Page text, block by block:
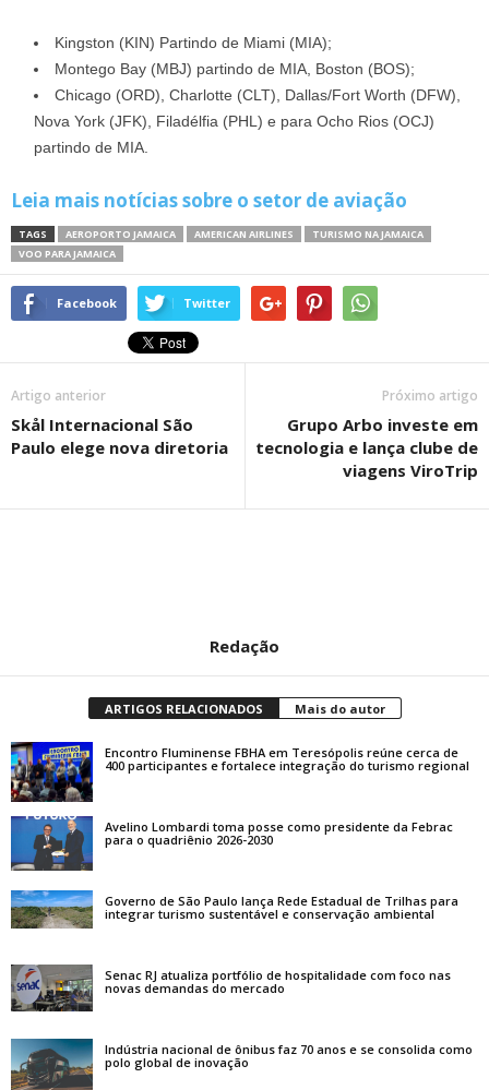
Kingston (KIN) Partindo de Miami (MIA);
Montego Bay (MBJ) partindo de MIA, Boston (BOS);
Chicago (ORD), Charlotte (CLT), Dallas/Fort Worth (DFW),
Nova York (JFK), Filadélfia (PHL) e para Ocho Rios (OCJ)
partindo de MIA.
Leia mais notícias sobre o setor de aviação
TAGS AEROPORTO JAMAICA AMERICAN AIRLINES
TURISMO NA JAMAICA
VOO PARA JAMAICA
Facebook Twitter
Artigo anterior
Skål Internacional São
Paulo elege nova diretoria
Próximo artigo
Grupo Arbo investe em
tecnologia e lança clube de
viagens ViroTrip
Redação
ARTIGOS RELACIONADOS Mais do autor
Encontro Fluminense FBHA em Teresópolis reúne cerca de
400 participantes e fortalece integração do turismo regional
Avelino Lombardi toma posse como presidente da Febrac
para o quadriênio 2026-2030
Governo de São Paulo lança Rede Estadual de Trilhas para
integrar turismo sustentável e conservação ambiental
Senac RJ atualiza portfólio de hospitalidade com foco nas
novas demandas do mercado
Indústria nacional de ônibus faz 70 anos e se consolida como
polo global de inovação